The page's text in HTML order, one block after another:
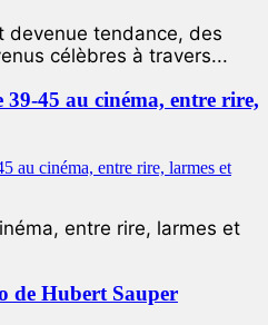
devenue tendance, des
célèbres à travers...
45 au cinéma, entre rire,
entre rire, larmes et
de Hubert Sauper